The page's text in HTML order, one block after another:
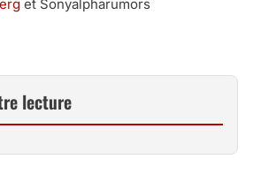
et Sonyalpharumors
lecture